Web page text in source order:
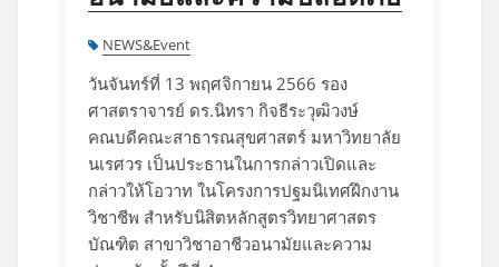
NEWS&Event
วันจันทร์ที่ 13 พฤศจิกายน 2566 รอง
ศาสตราจารย์ ดร.นิทรา กิจธีระวุฒิวงษ์
คณบดีคณะสาธารณสุขศาสตร์ มหาวิทยาลัย
นเรศวร เป็นประธานในการกล่าวเปิดและ
กล่าวให้โอวาท ในโครงการปฐมนิเทศฝึกงาน
วิชาชีพ สำหรับนิสิตหลักสูตรวิทยาศาสตร
บัณฑิต สาขาวิชาอาชีวอนามัยและความ